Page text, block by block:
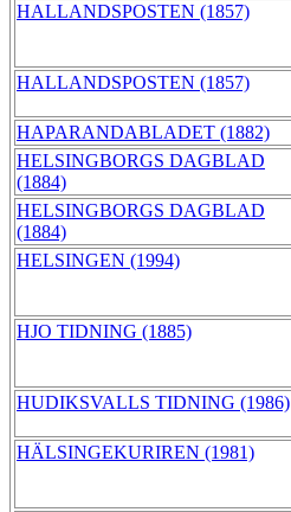
HALLANDSPOSTEN (1857)
HALLANDSPOSTEN (1857)
HAPARANDABLADET (1882)
HELSINGBORGS DAGBLAD
(1884)
HELSINGBORGS DAGBLAD
(1884)
HELSINGEN (1994)
HJO TIDNING (1885)
HUDIKSVALLS TIDNING (1986)
HÄLSINGEKURIREN (1981)